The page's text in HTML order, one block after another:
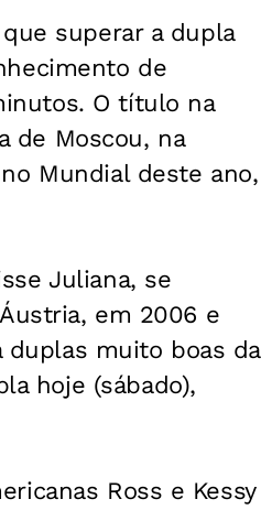
superar a dupla
de
O título na
de Moscou, na
Mundial deste ano,
Juliana, se
em 2006 e
duplas muito boas da
hoje (sábado),
Ross e Kessy